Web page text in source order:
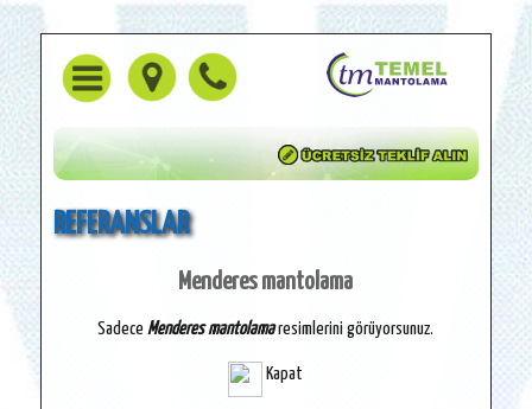
REFERANSLAR
Menderes mantolama
SadeceMenderes mantolamaresimlerini görüyorsunuz.
Kapat